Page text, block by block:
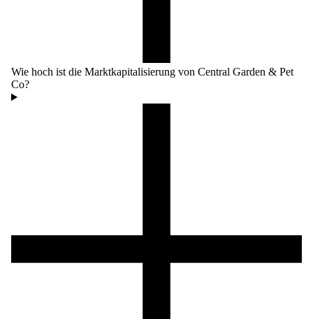
Wie hoch ist die Marktkapitalisierung von Central Garden & Pet
Co?